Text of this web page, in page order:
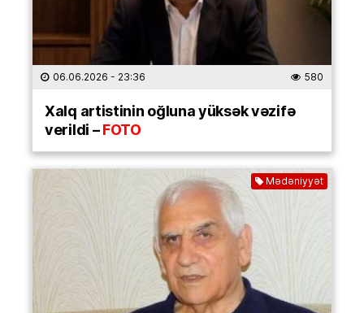
06.06.2026 - 23:36 580
Xalq artistinin oğluna yüksək vəzifə
verildi –FOTO
Mədəniyyət